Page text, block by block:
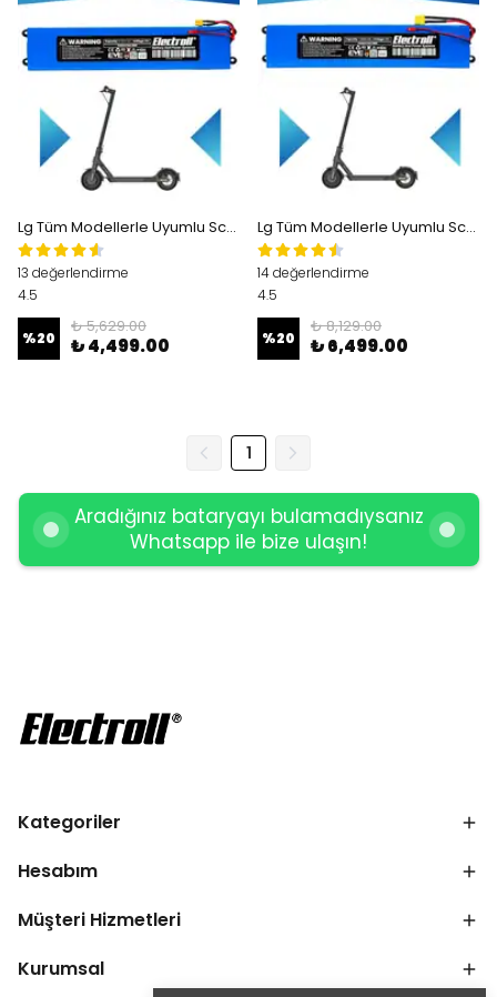
Lg Tüm Modellerle Uyumlu Scooter Batarya 36v 6000mah (EKO KAPASİTE) Pil Elektrikli Scooter Bataryası
13 değerlendirme
4.5
%20
₺ 5,629.00
₺ 4,499.00
Lg Tüm Modellerle Uyumlu Scooter Batarya 36v 7.800mAh Pil Elektrikli Scooter Bataryası Değişimi
14 değerlendirme
4.5
%20
₺ 8,129.00
₺ 6,499.00
1
Aradığınız bataryayı bulamadıysanız
Whatsapp ile bize ulaşın!
Kategoriler
Hesabım
Müşteri Hizmetleri
Kurumsal